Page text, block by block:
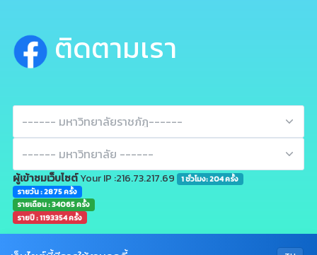
ติดตามเรา
ผู้เข้าชมเว็บไซต์Your IP :216.73.217.69
1 ชั่วโมง: 204 ครั้ง
รายวัน : 2875 ครั้ง
รายเดือน : 34065 ครั้ง
รายปี : 1193354 ครั้ง